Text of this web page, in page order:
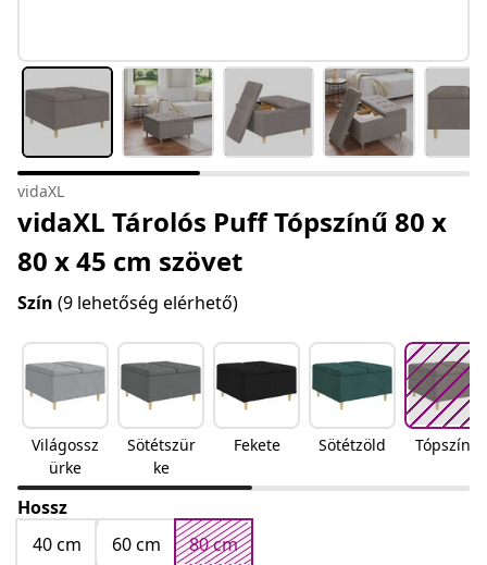
vidaXL
vidaXL Tárolós Puff Tópszínű 80 x
80 x 45 cm szövet
Szín (9 lehetőség elérhető)
Világossz
ürke
Sötétszür
ke
Fekete Sötétzöld Tópszínű
Hossz
40 cm
60 cm
80 cm